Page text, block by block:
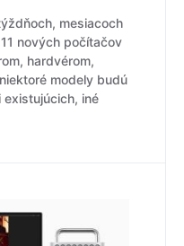
mesiacoch
nových počítačov
hardvérom,
modely budú
existujúcich, iné